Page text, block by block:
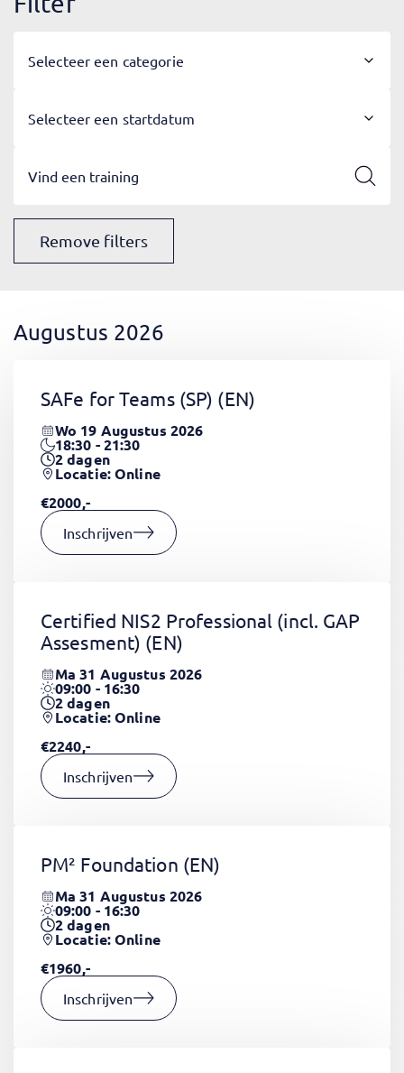
Selecteer een categorie
Selecteer een startdatum
Remove filters
Augustus 2026
SAFe for Teams (SP) (EN)
Wo 19 Augustus 2026
18:30 - 21:30
2dagen
Locatie: Online
€2000,-
Inschrijven
Certified NIS2 Professional (incl. GAP
Assesment) (EN)
Ma 31 Augustus 2026
09:00 - 16:30
2dagen
Locatie: Online
€2240,-
Inschrijven
PM² Foundation (EN)
Ma 31 Augustus 2026
09:00 - 16:30
2dagen
Locatie: Online
€1960,-
Inschrijven